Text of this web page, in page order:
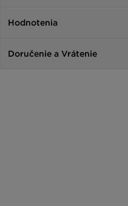
Hodnotenia
Doručenie a Vrátenie